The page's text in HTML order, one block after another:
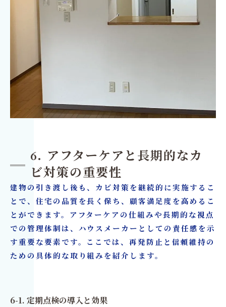
6. アフターケアと長期的なカ
ビ対策の重要性
建物の引き渡し後も、カビ対策を継続的に実施するこ
とで、住宅の品質を長く保ち、顧客満足度を高めるこ
とができます。アフターケアの仕組みや長期的な視点
での管理体制は、ハウスメーカーとしての責任感を示
す重要な要素です。ここでは、再発防止と信頼維持の
ための具体的な取り組みを紹介します。
6-1. 定期点検の導入と効果